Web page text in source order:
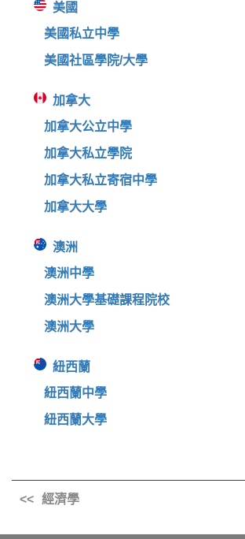
美國
美國私立中學
美國社區學院/大學
加拿大
加拿大公立中學
加拿大私立學院
加拿大私立寄宿中學
加拿大大學
澳洲
澳洲中學
澳洲大學基礎課程院校
澳洲大學
紐西蘭
紐西蘭中學
紐西蘭大學
經濟學